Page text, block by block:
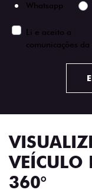
Whatsapp
Li e aceito a
comunicações da
VEÍCULO
360°